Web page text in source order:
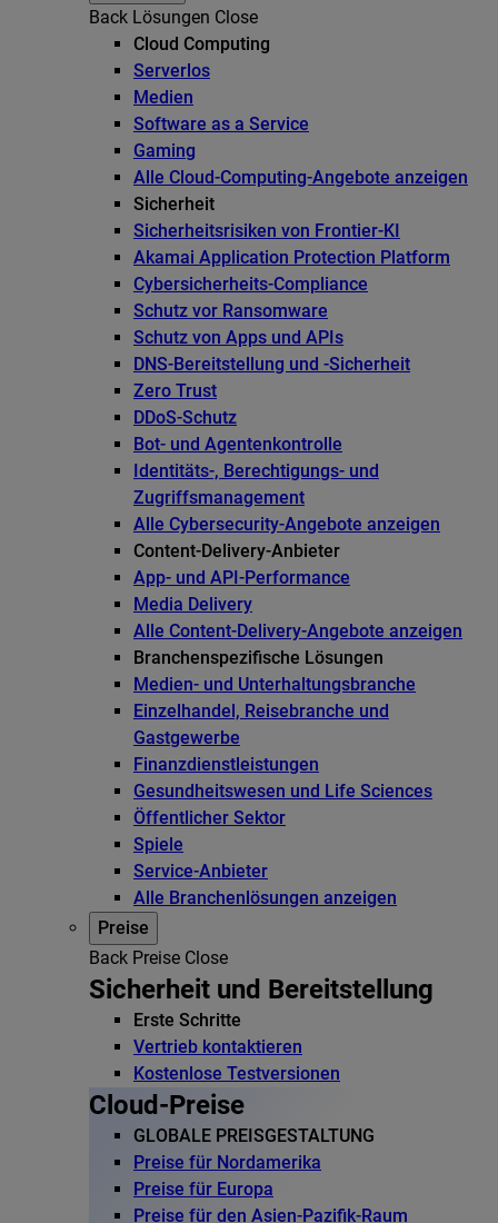
Back Lösungen Close
Cloud Computing
Serverlos
Medien
Software as a Service
Gaming
Alle Cloud-Computing-Angebote anzeigen
Sicherheit
Sicherheitsrisiken von Frontier-KI
Akamai Application Protection Platform
Cybersicherheits-Compliance
Schutz vor Ransomware
Schutz von Apps und APIs
DNS-Bereitstellung und -Sicherheit
Zero Trust
DDoS-Schutz
Bot- und Agentenkontrolle
Identitäts-, Berechtigungs- und
Zugriffsmanagement
Alle Cybersecurity-Angebote anzeigen
Content-Delivery-Anbieter
App- und API-Performance
Media Delivery
Alle Content-Delivery-Angebote anzeigen
Branchenspezifische Lösungen
Medien- und Unterhaltungsbranche
Einzelhandel, Reisebranche und
Gastgewerbe
Finanzdienstleistungen
Gesundheitswesen und Life Sciences
Öffentlicher Sektor
Spiele
Service-Anbieter
Alle Branchenlösungen anzeigen
Preise
Back Preise Close
Sicherheit und Bereitstellung
Erste Schritte
Vertrieb kontaktieren
Kostenlose Testversionen
Cloud-Preise
GLOBALE PREISGESTALTUNG
Preise für Nordamerika
Preise für Europa
Preise für den Asien-Pazifik-Raum